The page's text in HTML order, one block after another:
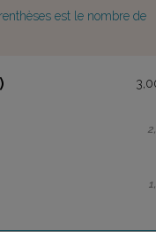
est le nombre de